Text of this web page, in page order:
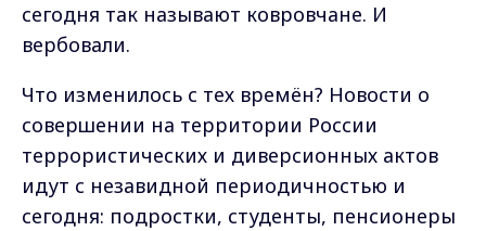
сегодня так называют ковровчане. И
вербовали.
Что изменилось с тех времён? Новости о
совершении на территории России
террористических и диверсионных актов
идут с незавидной периодичностью и
сегодня: подростки, студенты, пенсионеры